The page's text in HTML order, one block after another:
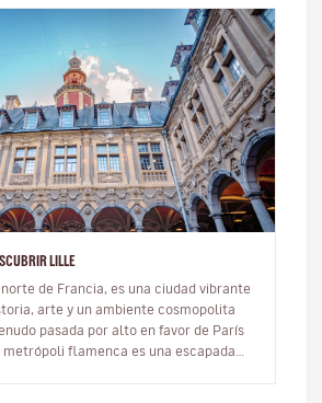
LILLE
de Francia, es una ciudad vibrante
arte y un ambiente cosmopolita
pasada por alto en favor de París
metrópoli flamenca es una escapada